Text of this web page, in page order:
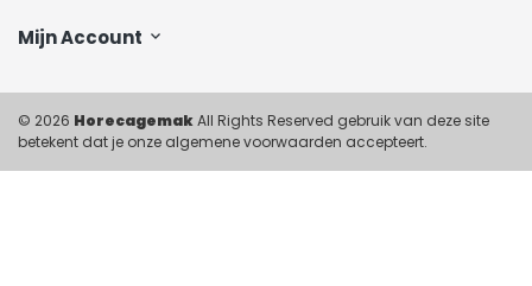
Mijn Account
© 2026 HorecagemakAll Rights Reserved gebruik van deze site
betekent dat je onze algemene voorwaarden accepteert.